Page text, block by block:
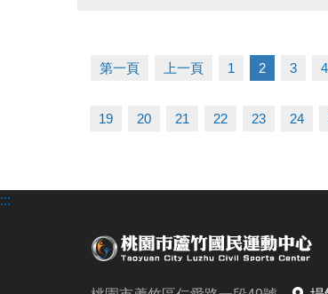
第一頁 上一頁 1 2 3 4
19 20 21 22 23 24
:::